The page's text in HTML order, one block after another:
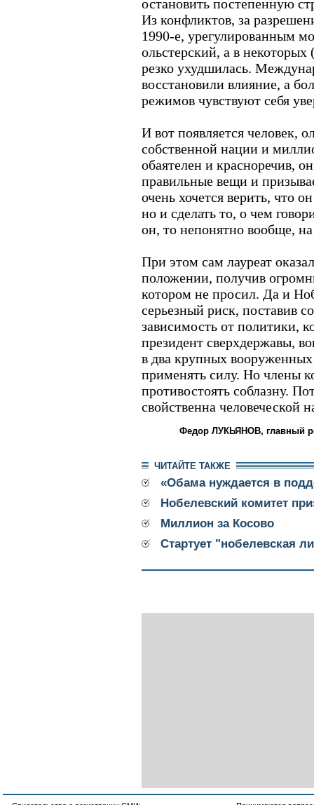
остановить постепенную
Из конфликтов, за
1990-е, урегулированным
ольстерский, а в
резко ухудшилась.
восстановили влияние, а
режимов чувствуют себя
И вот появляется человек,
собственной нации и
обаятелен и красноречив,
правильные вещи и
очень хочется верить, что
но и сделать то, о чем
он, то непонятно вообще,
При этом сам лауреат
положении, получив
котором не просил. Да и
серьезный риск, поставив
зависимость от политики,
президент сверхдержавы,
в два крупных вооруженных
применять силу. Но члены
противостоять соблазну.
свойственна человеческой
Федор ЛУКЬЯНОВ, главный
ЧИТАЙТЕ ТАКЖЕ
«Обама нуждается в
Нобелевский комитет
Миллион за Косово
Стартует "нобелевская